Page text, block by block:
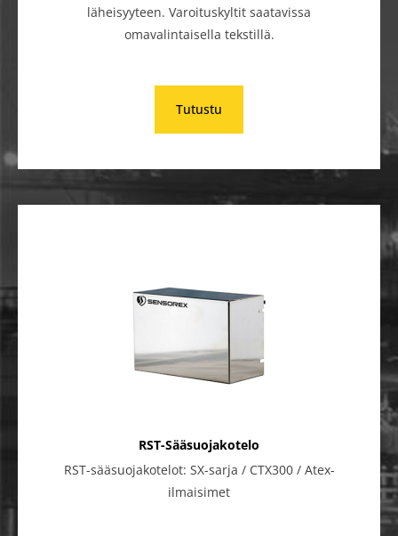
läheisyyteen. Varoituskyltit saatavissa
omavalintaisella tekstillä.
Tutustu
RST-Sääsuojakotelo
RST-sääsuojakotelot: SX-sarja / CTX300 / Atex-
ilmaisimet